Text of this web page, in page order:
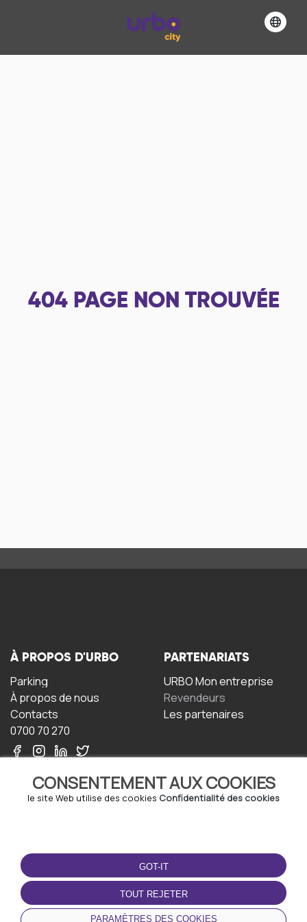
404 PAGE NON TROUVÉE
CONSENTEMENT AUX COOKIES
le site Web utilise des cookies Confidentialité des cookies
GOT-IT
TOUT REJETER
PARAMÈTRES DES COOKIES
À PROPOS D'URBO
Parking
À propos de nous
Contacts
0700 70 270
PARTENARIATS
URBO Mon entreprise
Revendeurs
Les partenaires
TERMS-OF-USE
Termes et conditions
Politique de confidentialité
Politique relative aux
cookies
TÉLÉCHARGEZ
L'APPLICATION